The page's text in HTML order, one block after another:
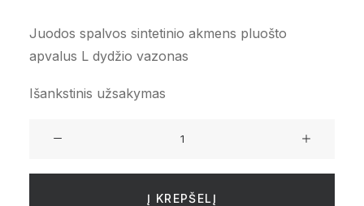
Juodos spalvos sintetinio akmens pluošto
apvalus L dydžio vazonas
Išankstinis užsakymas
Bond
Į KREPŠELĮ